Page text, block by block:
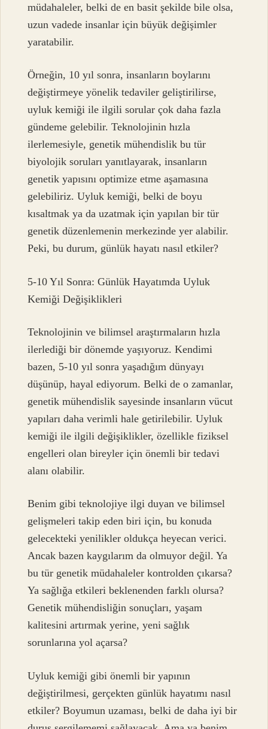
müdahaleler, belki de en basit şekilde bile olsa,
uzun vadede insanlar için büyük değişimler
yaratabilir.
Örneğin, 10 yıl sonra, insanların boylarını
değiştirmeye yönelik tedaviler geliştirilirse,
uyluk kemiği ile ilgili sorular çok daha fazla
gündeme gelebilir. Teknolojinin hızla
ilerlemesiyle, genetik mühendislik bu tür
biyolojik soruları yanıtlayarak, insanların
genetik yapısını optimize etme aşamasına
gelebiliriz. Uyluk kemiği, belki de boyu
kısaltmak ya da uzatmak için yapılan bir tür
genetik düzenlemenin merkezinde yer alabilir.
Peki, bu durum, günlük hayatı nasıl etkiler?
5-10 Yıl Sonra: Günlük Hayatımda Uyluk
Kemiği Değişiklikleri
Teknolojinin ve bilimsel araştırmaların hızla
ilerlediği bir dönemde yaşıyoruz. Kendimi
bazen, 5-10 yıl sonra yaşadığım dünyayı
düşünüp, hayal ediyorum. Belki de o zamanlar,
genetik mühendislik sayesinde insanların vücut
yapıları daha verimli hale getirilebilir. Uyluk
kemiği ile ilgili değişiklikler, özellikle fiziksel
engelleri olan bireyler için önemli bir tedavi
alanı olabilir.
Benim gibi teknolojiye ilgi duyan ve bilimsel
gelişmeleri takip eden biri için, bu konuda
gelecekteki yenilikler oldukça heyecan verici.
Ancak bazen kaygılarım da olmuyor değil. Ya
bu tür genetik müdahaleler kontrolden çıkarsa?
Ya sağlığa etkileri beklenenden farklı olursa?
Genetik mühendisliğin sonuçları, yaşam
kalitesini artırmak yerine, yeni sağlık
sorunlarına yol açarsa?
Uyluk kemiği gibi önemli bir yapının
değiştirilmesi, gerçekten günlük hayatımı nasıl
etkiler? Boyumun uzaması, belki de daha iyi bir